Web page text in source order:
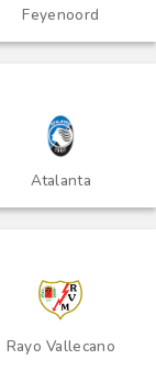
Feyenoord
Atalanta
Rayo Vallecano